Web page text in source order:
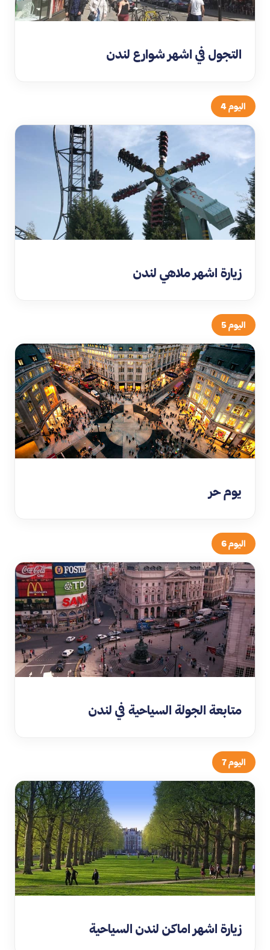
التجول في اشهر شوارع لندن
اليوم 4
زيارة اشهر ملاهي لندن
اليوم 5
يوم حر
اليوم 6
متابعة الجولة السياحية في لندن
اليوم 7
زيارة اشهر اماكن لندن السياحية